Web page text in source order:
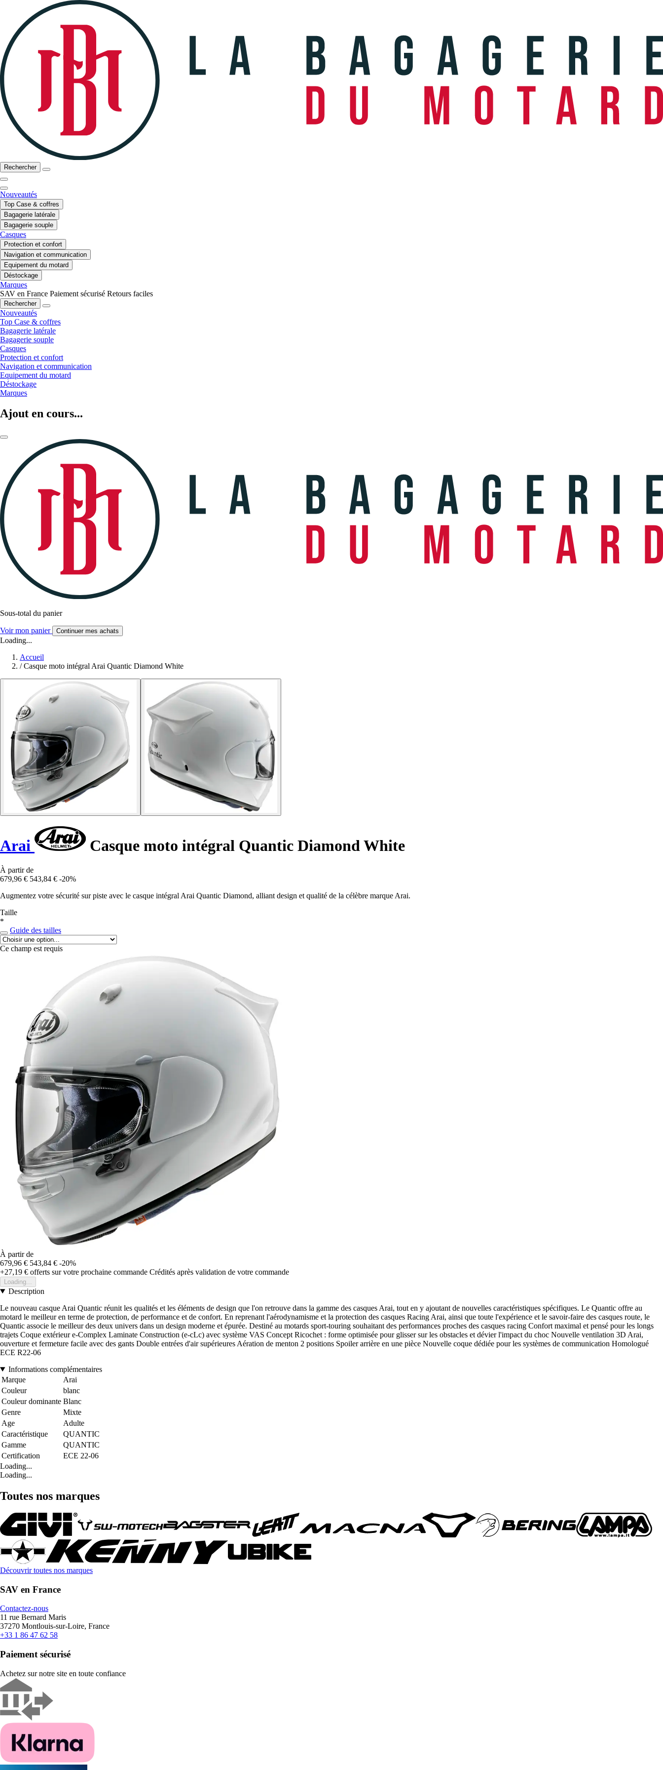
Rechercher
Nouveautés
Top Case & coffres
Bagagerie latérale
Bagagerie souple
Casques
Protection et confort
Navigation et communication
Equipement du motard
Déstockage
Marques
SAV en France Paiement sécurisé Retours faciles
Rechercher
Nouveautés
Top Case & coffres
Bagagerie latérale
Bagagerie souple
Casques
Protection et confort
Navigation et communication
Equipement du motard
Déstockage
Marques
Ajout en cours...
Sous-total du panier
Voir mon panier Continuer mes achats
Loading...
Accueil
/ Casque moto intégral Arai Quantic Diamond White
Arai Casque moto intégral Quantic Diamond White
À partir de
679,96 € 543,84 € -20%
Augmentez votre sécurité sur piste avec le casque intégral Arai Quantic Diamond, alliant design et qualité de la célèbre marque Arai.
Taille
*
Guide des tailles
Ce champ est requis
À partir de
679,96 € 543,84 € -20%
+27,19 € offerts sur votre prochaine commande Crédités après validation de votre commande
Loading...
Description
Le nouveau casque Arai Quantic réunit les qualités et les éléments de design que l'on retrouve dans la gamme des casques Arai, tout en y ajoutant de nouvelles caractéristiques spécifiques. Le Quantic offre au
motard le meilleur en terme de protection, de performance et de confort. En reprenant l'aérodynamisme et la protection des casques Racing Arai, ainsi que toute l'expérience et le savoir-faire des casques route, le
Quantic associe le meilleur des deux univers dans un design moderne et épurée. Destiné au motards sport-touring souhaitant des performances proches des casques racing Confort maximal et pensé pour les longs
trajets Coque extérieur e-Complex Laminate Construction (e-cLc) avec système VAS Concept Ricochet : forme optimisée pour glisser sur les obstacles et dévier l'impact du choc Nouvelle ventilation 3D Arai,
ouverture et fermeture facile avec des gants Double entrées d'air supérieures Aération de menton 2 positions Spoiler arrière en une pièce Nouvelle coque dédiée pour les systèmes de communication Homologué
ECE R22-06
Informations complémentaires
Marque
Arai
Couleur
blanc
Couleur dominante Blanc
Genre
Mixte
Age
Adulte
Caractéristique
QUANTIC
Gamme
QUANTIC
Certification
ECE 22-06
Loading...
Loading...
Toutes nos marques
Découvrir toutes nos marques
SAV en France
Contactez-nous
11 rue Bernard Maris
37270 Montlouis-sur-Loire, France
+33 1 86 47 62 58
Paiement sécurisé
Achetez sur notre site en toute confiance